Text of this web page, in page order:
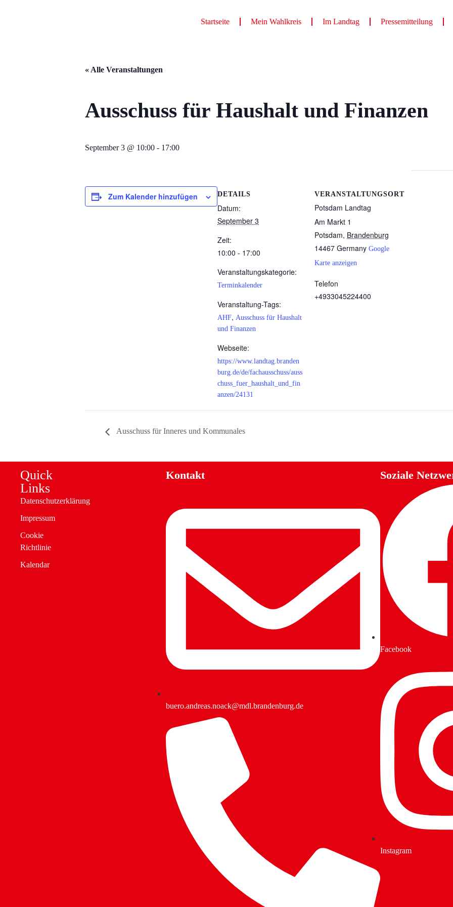
Startseite Mein Wahlkreis Im Landtag Pressemitteilung
« Alle Veranstaltungen
Ausschuss für Haushalt und Finanzen
September 3 @ 10:00 - 17:00
Zum Kalender hinzufügen DETAILS
Datum:
September 3
Zeit:
10:00 - 17:00
Veranstaltungskategorie:
Terminkalender
Veranstaltung-Tags:
AHF, Ausschuss für Haushalt
und Finanzen
Webseite:
https://www.landtag.branden
burg.de/de/fachausschuss/auss
chuss_fuer_haushalt_und_fin
anzen/24131
VERANSTALTUNGSORT
Potsdam Landtag
Am Markt 1
Potsdam, Brandenburg
14467 Germany Google
Karte anzeigen
Telefon
+4933045224400
Ausschuss für Inneres und Kommunales
Quick
Links
Datenschutzerklärung
Impressum
Cookie
Richtlinie
Kalendar
Kontakt
buero.andreas.noack@mdl.brandenburg.de
Soziale
Facebook
Instagram